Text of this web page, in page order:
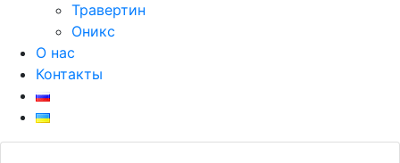
Травертин
Оникс
О нас
Контакты